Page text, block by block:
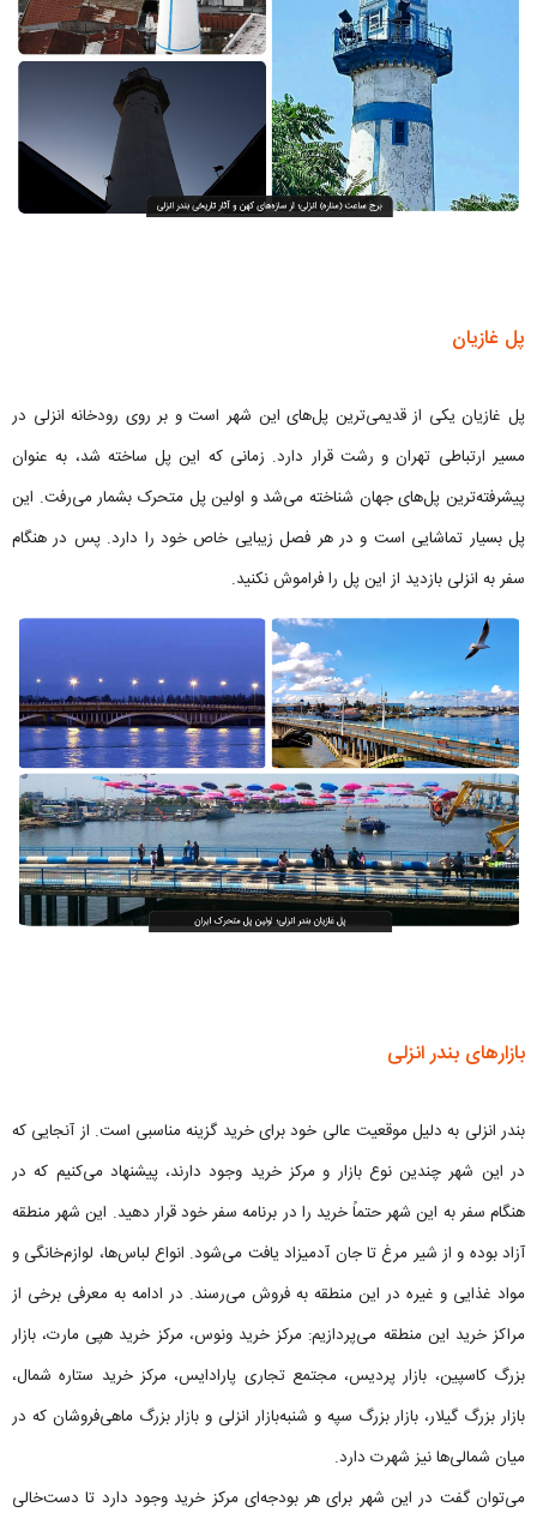
پل غازیان
پل غازیان یکی از قدیمی‌ترین پل‌های این شهر است و بر روی رودخانه انزلی در
مسیر ارتباطی تهران و رشت قرار دارد. زمانی که این پل ساخته شد، به عنوان
پیشرفته‌ترین پل‌های جهان شناخته می‌شد و اولین پل متحرک بشمار می‌رفت. این
پل بسیار تماشایی است و در هر فصل زیبایی خاص خود را دارد. پس در هنگام
سفر به انزلی بازدید از این پل را فراموش نکنید.
بازارهای بندر انزلی
بندر انزلی به دلیل موقعیت عالی خود برای خرید گزینه مناسبی است. از آنجایی که
در این شهر چندین نوع بازار و مرکز خرید وجود دارند، پیشنهاد می‌کنیم که در
هنگام سفر به این شهر حتماً خرید را در برنامه سفر خود قرار دهید. این شهر منطقه
آزاد بوده و از شیر مرغ تا جان آدمیزاد یافت می‌شود. انواع لباس‌ها، لوازم‌خانگی و
مواد غذایی و غیره در این منطقه به فروش می‌رسند. در ادامه به معرفی برخی از
مراکز خرید این منطقه می‌پردازیم: مرکز خرید ونوس، مرکز خرید هپی مارت، بازار
بزرگ کاسپین، بازار پردیس، مجتمع تجاری پارادایس، مرکز خرید ستاره شمال،
بازار بزرگ گیلار، بازار بزرگ سپه و شنبه‌بازار انزلی و بازار بزرگ ماهی‌فروشان که در
میان شمالی‌ها نیز شهرت دارد.
می‌توان گفت در این شهر برای هر بودجه‌ای مرکز خرید وجود دارد تا دست‌خالی